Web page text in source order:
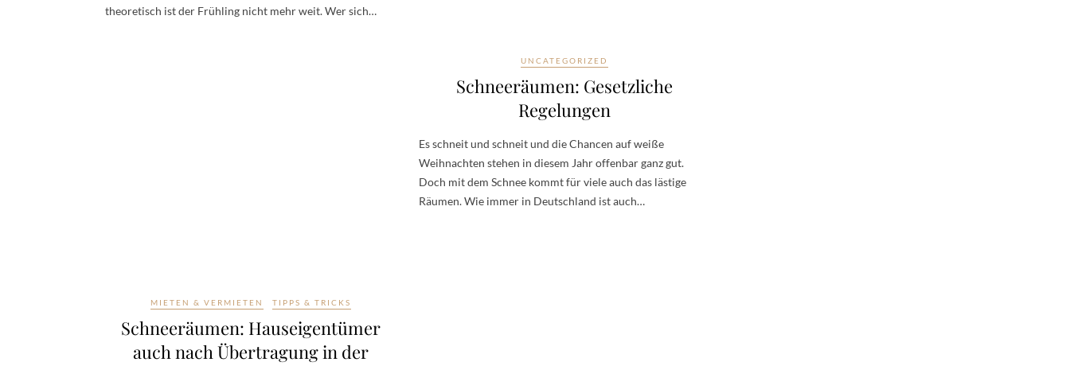
theoretisch ist der Frühling nicht mehr weit. Wer sich…
MIETEN & VERMIETEN TIPPS & TRICKS
Schneeräumen: Hauseigentümer
auch nach Übertragung in der
UNCATEGORIZED
Schneeräumen: Gesetzliche
Regelungen
Es schneit und schneit und die Chancen auf weiße
Weihnachten stehen in diesem Jahr offenbar ganz gut.
Doch mit dem Schnee kommt für viele auch das lästige
Räumen. Wie immer in Deutschland ist auch…